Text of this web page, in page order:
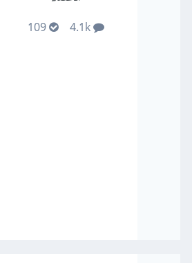
4.1k
109